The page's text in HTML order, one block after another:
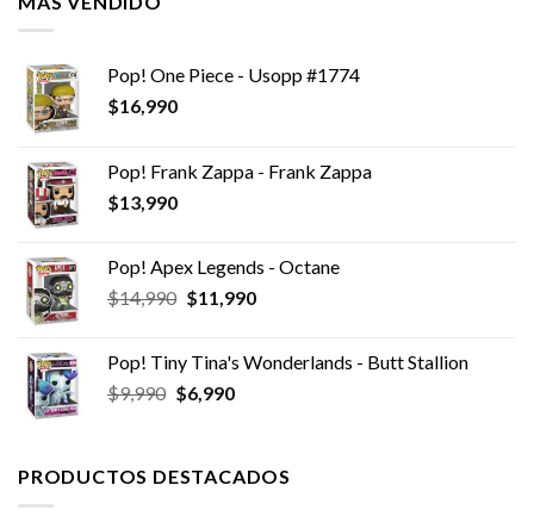
Pop! One Piece - Usopp #1774
$16,990
Pop! Frank Zappa - Frank Zappa
$13,990
Pop! Apex Legends - Octane
$14,990 El
era:
$14,990.
$11,990El
es:
Pop! Tiny Tina's Wonderlands - Butt Stallion
$9,990 El
era:
$6,990El
es:
PRODUCTOS DESTACADOS